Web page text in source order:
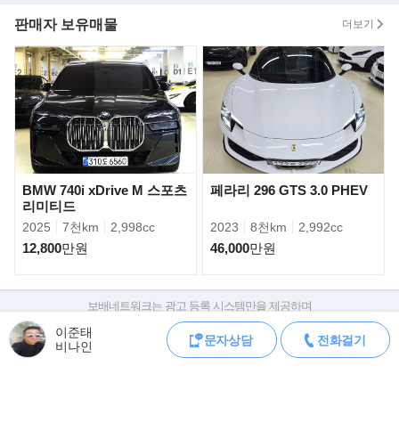
주행을 즐길 수 있도록 개발됐다. 이를 위해 르망 24시 4연패와
WRC 우승에 빛나는 토요타 가주레이싱
(TGR, TOYOTA GAZOO Racing)’의 엔지니어, 드라이버가 차량의
개발과 튜닝에 직접 참여한 것이 특징이다.
판매자 보유매물 더보기
BMW 740i xDrive M 스포츠
리미티드
2025 7천km 2,998cc
12,800만원
페라리 296 GTS 3.0 PHEV
2023 8천km 2,992cc
46,000만원
이준태
비나인
문자상담 전화걸기
보배네트워크는 광고 등록 시스템만을 제공하며
판매자가 직접 등록한 내용에 대한 모든 책임은 판매자에게 있습니다.
차량 구매 시 차량등록증, 성능점검기록부, 실제 차량 상태,
차대번호 조회로 직접 정보를 확인하세요.